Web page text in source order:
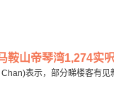
鞍山帝琴湾1,274实
表示，部分睇楼客有